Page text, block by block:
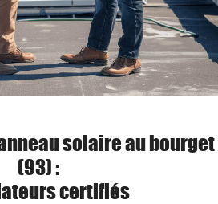
solaire au bourget
(93) :
certifiés